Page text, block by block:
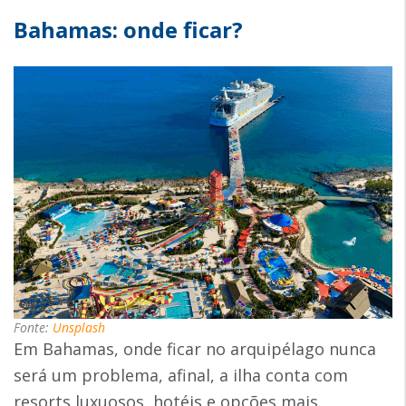
Bahamas: onde ficar?
Fonte: Unsplash
Em Bahamas, onde ficar no arquipélago nunca
será um problema, afinal, a ilha conta com